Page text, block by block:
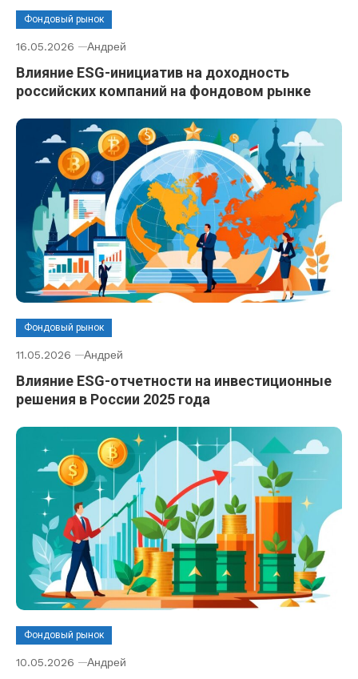
Фондовый рынок
16.05.2026 Андрей
Влияние ESG-инициатив на доходность
российских компаний на фондовом рынке
Фондовый рынок
11.05.2026 Андрей
Влияние ESG-отчетности на инвестиционные
решения в России 2025 года
Фондовый рынок
10.05.2026 Андрей